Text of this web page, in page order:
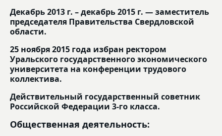
Декабрь 2013 г. – декабрь 2015 г. — заместитель
председателя Правительства Свердловской
области.
25 ноября 2015 года избран ректором
Уральского государственного экономического
университета на конференции трудового
коллектива.
Действительный государственный советник
Российской Федерации 3-го класса.
Общественная деятельность: